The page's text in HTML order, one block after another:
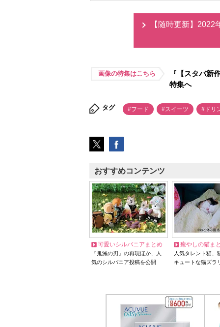
【随時更新】
画像の特集はこちら
『【スタバ新
特集へ
タグ #フード #スイーツ #ドリ
おすすめコンテンツ
可愛いシルバニアまとめ
『鬼滅の刃』の再現ほか、人
気のシルバニア投稿を公開
癒やしの猫ま
人気タレント猫
キュートな猫ズラ